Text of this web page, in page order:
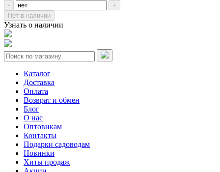
-
+
Нет в наличии
Узнать о наличии
Каталог
Доставка
Оплата
Возврат и обмен
Блог
О нас
Оптовикам
Контакты
Подарки садоводам
Новинки
Хиты продаж